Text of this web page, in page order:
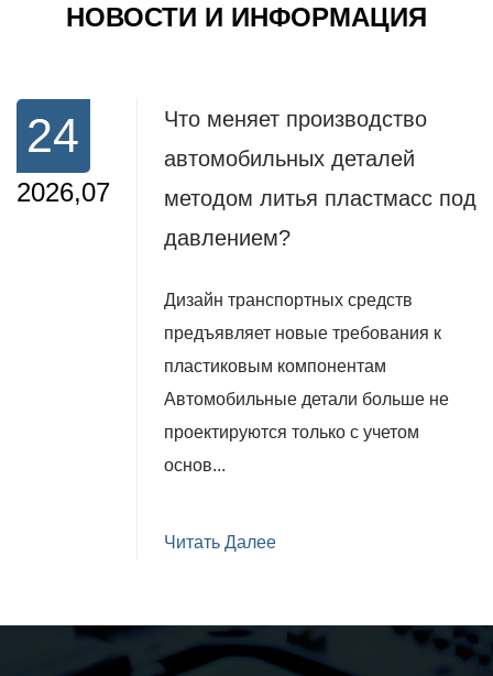
НОВОСТИ И ИНФОРМАЦИЯ
24
2026,07
Что меняет производство
автомобильных деталей
методом литья пластмасс под
давлением
Дизайн транспортных средств
предъявляет новые требования к
пластиковым компонентам
Автомобильные детали больше не
проектируются только с учетом
основ...
Читать Далее